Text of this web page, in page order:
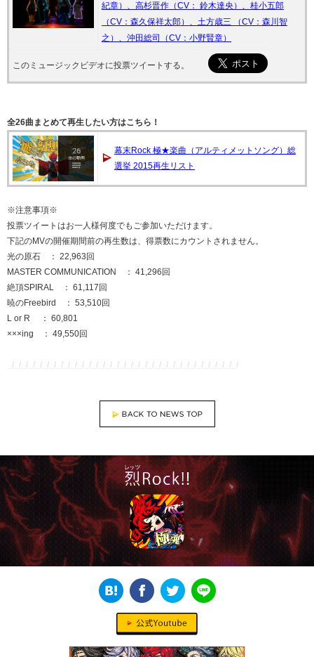
紀章）、高杉晋作（CV： 鈴木達央）、桂小五郎
（CV：森久保祥太郎）、土方歳三 （CV：森川智
之）、沖田総司（CV：小野賢章）
このミュージックビデオに投票ツイートする。
全26曲まとめて再生したい方はこちら！
幕末Rock 極★楽曲（アルティメットソング）総
選挙 2015再生リスト
※注意事項※
投票ツイートはお一人様何度でもご参加いただけます。
下記のMVの開催期間前の再生数は、得票数にカウントされません。
光の原石 ： 22,963回
MASTER COMMUNICATION ： 41,296回
絶頂SPIRAL ： 61,117回
暁のFreebird ： 53,510回
L or R ： 60,801
×××ing ： 49,550回
_/_/_/_/_/_/_/_/_/_/_/_/_/_/_/_/_/_/_/_/_/_/_/_/_/_/_/_/_/_/_/_/_/